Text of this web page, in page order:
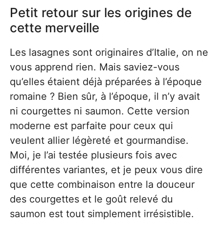
Petit retour sur les origines de
cette merveille
Les lasagnes sont originaires d’Italie, on ne
vous apprend rien. Mais saviez-vous
qu’elles étaient déjà préparées à l’époque
romaine ? Bien sûr, à l’époque, il n’y avait
ni courgettes ni saumon. Cette version
moderne est parfaite pour ceux qui
veulent allier légèreté et gourmandise.
Moi, je l’ai testée plusieurs fois avec
différentes variantes, et je peux vous dire
que cette combinaison entre la douceur
des courgettes et le goût relevé du
saumon est tout simplement irrésistible.